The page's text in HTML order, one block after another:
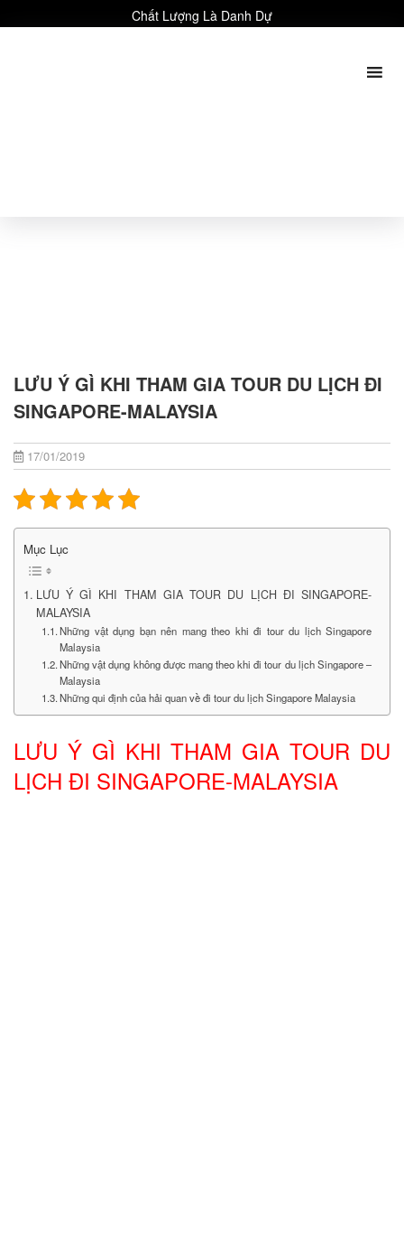
Chất Lượng Là Danh Dự
LƯU Ý GÌ KHI THAM GIA TOUR DU LỊCH ĐI
SINGAPORE-MALAYSIA
17/01/2019
Mục Lục
LƯU Ý GÌ KHI THAM GIA TOUR DU LỊCH ĐI SINGAPORE-
MALAYSIA
Những vật dụng bạn nên mang theo khi đi tour du lịch Singapore
Malaysia
Những vật dụng không được mang theo khi đi tour du lịch Singapore –
Malaysia
Những qui định của hải quan về đi tour du lịch Singapore Malaysia
LƯU Ý GÌ KHI THAM GIA TOUR DU
LỊCH ĐI SINGAPORE-MALAYSIA